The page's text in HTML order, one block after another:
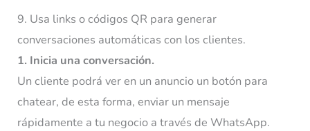
9. Usa links o códigos QR para generar
conversaciones automáticas con los clientes.
1. Inicia una conversación.
Un cliente podrá ver en un anuncio un botón para
chatear, de esta forma, enviar un mensaje
rápidamente a tu negocio a través de WhatsApp.